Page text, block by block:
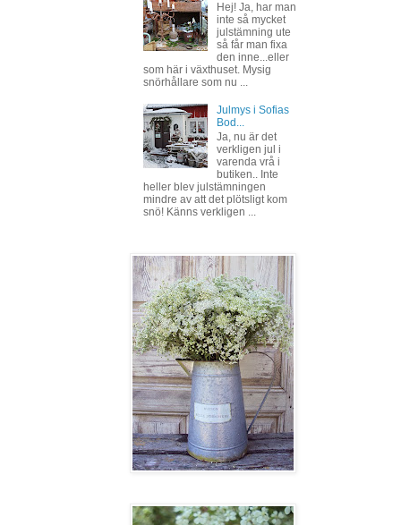
Hej! Ja, har man
inte så mycket
julstämning ute
så får man fixa
den inne...eller
som här i växthuset. Mysig
snörhållare som nu ...
Julmys i Sofias
Bod...
Ja, nu är det
verkligen jul i
varenda vrå i
butiken.. Inte
heller blev julstämningen
mindre av att det plötsligt kom
snö! Känns verkligen ...